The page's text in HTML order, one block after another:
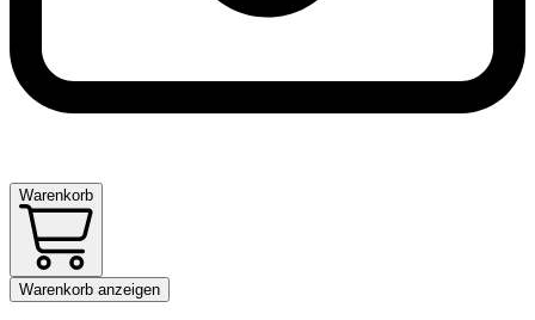
Warenkorb
Warenkorb anzeigen